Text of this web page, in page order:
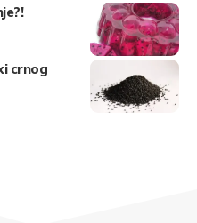
crnog